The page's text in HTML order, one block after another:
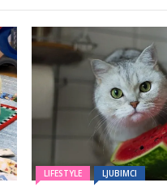
LIFESTYLE LJUBIMCI